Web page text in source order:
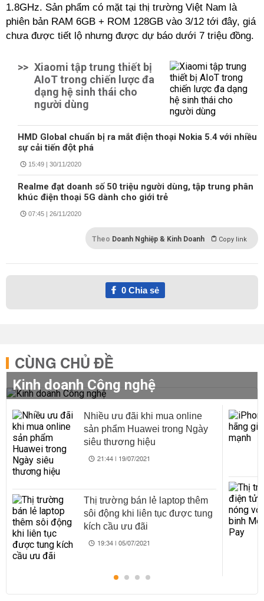
1.8GHz. Sản phẩm có mặt tại thị trường Việt Nam là
phiên bản RAM 6GB + ROM 128GB vào 3/12 tới đây, giá
chưa được tiết lộ nhưng được dự báo dưới 7 triệu đồng.
>> Xiaomi tập trung thiết bị
AIoT trong chiến lược đa
dạng hệ sinh thái cho
người dùng
HMD Global chuẩn bị ra mắt điện thoại Nokia 5.4 với nhiều
sự cải tiến đột phá
15:49 | 30/11/2020
Realme đạt doanh số 50 triệu người dùng, tập trung phân
khúc điện thoại 5G dành cho giới trẻ
07:45 | 26/11/2020
Theo Doanh Nghiệp & Kinh Doanh Copy link
0Chia sẻ
CÙNG CHỦ ĐỀ
Kinh doanh Công nghệ
Nhiều ưu đãi khi mua online
sản phẩm Huawei trong Ngày
siêu thương hiệu
21:44 | 19/07/2021
Thị trường bán lẻ laptop thêm
sôi động khi liên tục được tung
kích cầu ưu đãi
19:34 | 05/07/2021